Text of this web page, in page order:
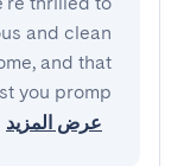
and clean
and that
you promp
عرض المزيد